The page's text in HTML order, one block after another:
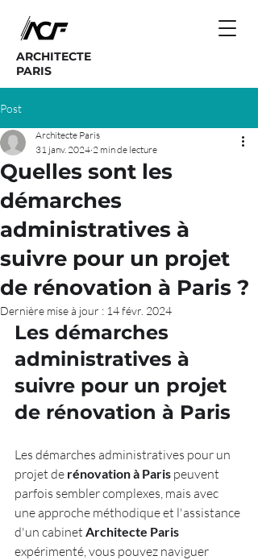
ARCHITECTE
PARIS
Post
Quelles sont les
démarches
administratives à
suivre pour un projet
de rénovation à Paris ?
Architecte Paris
31 janv. 2024 2 min de lecture
Dernière mise à jour : 14 févr. 2024
Les démarches
administratives à
suivre pour un projet
de rénovation à Paris
Les démarches administratives pour un
projet de rénovation à Paris peuvent
parfois sembler complexes, mais avec
une approche méthodique et l'assistance
d'un cabinet Architecte Paris
expérimenté, vous pouvez naviguer